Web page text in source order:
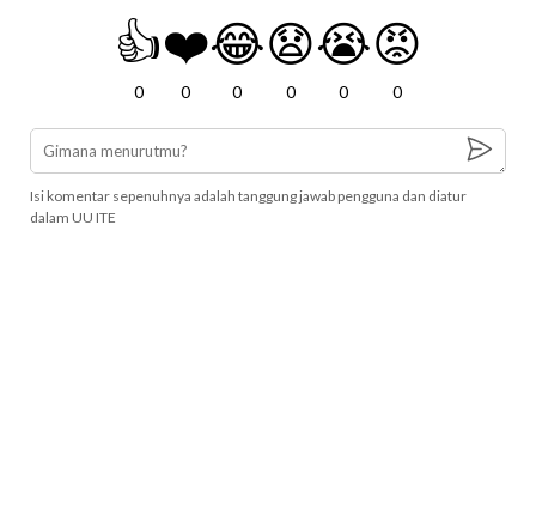
👍
0
❤️
0
😂
0
😧
0
😭
0
😡
0
Isi komentar sepenuhnya adalah tanggung jawab pengguna dan diatur
dalam UU ITE